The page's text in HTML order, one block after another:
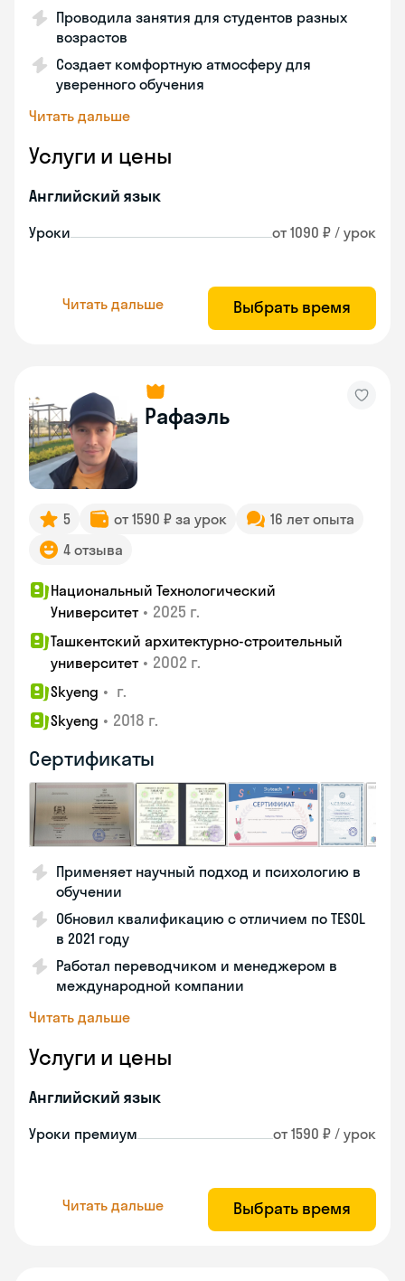
Проводила занятия для студентов разных
возрастов
Создает комфортную атмосферу для
уверенного обучения
Читать дальше
Услуги и цены
Английский язык
Уроки от 1090 ₽ / урок
Читать дальше Выбрать время
Рафаэль
5 от 1590 ₽ за урок
16 лет опыта
4 отзыва
Национальный Технологический
Университет • 2025 г.
Ташкентский архитектурно-строительный
университет • 2002 г.
Skyeng • г.
Skyeng • 2018 г.
Сертификаты
Применяет научный подход и психологию в
обучении
Обновил квалификацию с отличием по TESOL
в 2021 году
Работал переводчиком и менеджером в
международной компании
Читать дальше
Услуги и цены
Английский язык
Уроки премиум от 1590 ₽ / урок
Читать дальше Выбрать время